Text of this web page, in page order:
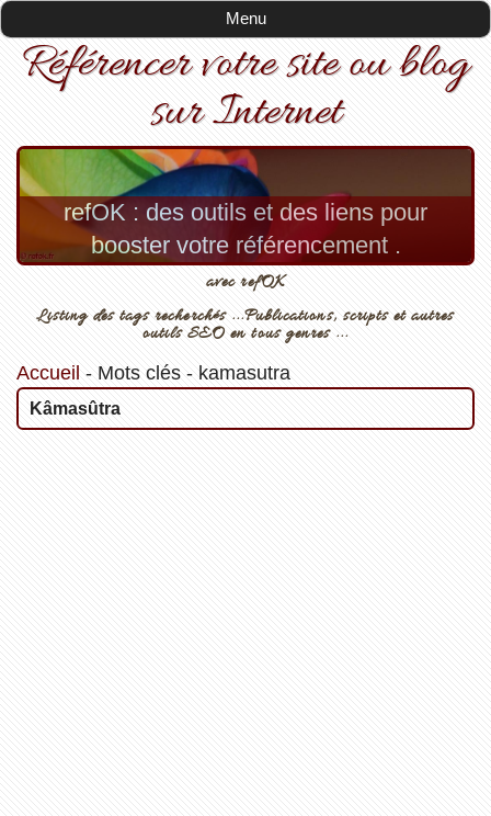
Menu
Référencer votre site ou blog
sur Internet
refOK : des outils et des liens pour
booster votre référencement .
avec refOK
Listing des tags recherchés ...Publications, scripts et autres
outils SEO en tous genres ...
Accueil - Mots clés- kamasutra
Kâmasûtra